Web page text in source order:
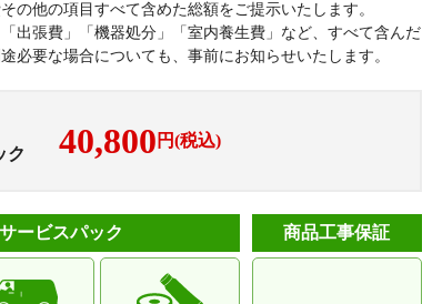
の他の項目すべて含めた総額をご提示いたします。
出張費」「機器処分」「室内養生費」など、すべて含んだ
必要な場合についても、事前にお知らせいたします。
ク
40,800 円(税込)
ービスパック 商品工事保証